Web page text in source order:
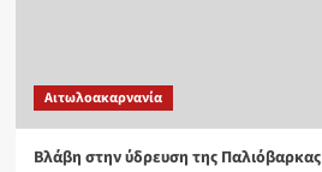
Αιτωλοακαρνανία
Βλάβη στην ύδρευση της Παλιόβαρκας